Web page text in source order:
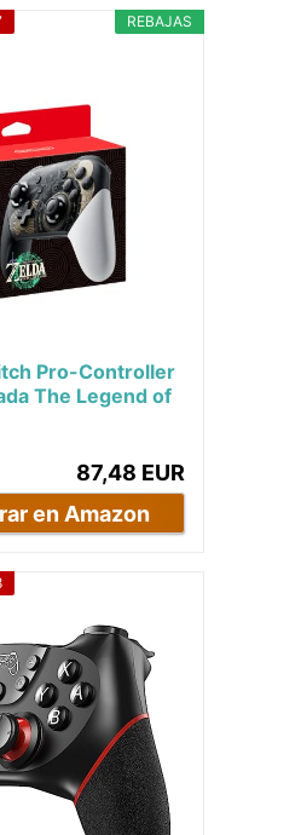
REBAJAS
Pro-Controller
The Legend of
87,48 EUR
en Amazon